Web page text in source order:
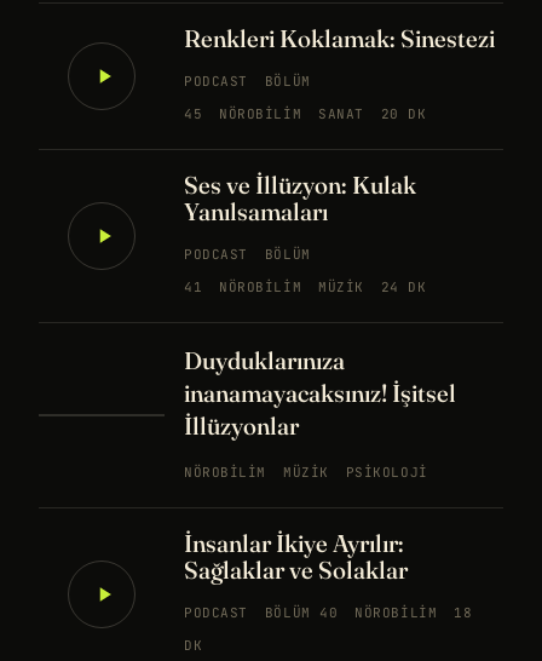
Renkleri Koklamak: Sinestezi
PODCAST
BÖLÜM
45
NÖROBILIM SANAT 20 DK
Ses ve İllüzyon: Kulak
Yanılsamaları
PODCAST
BÖLÜM
41
NÖROBILIM MÜZIK 24 DK
Duyduklarınıza
inanamayacaksınız! İşitsel
İllüzyonlar
NÖROBILIM MÜZIK PSIKOLOJI
İnsanlar İkiye Ayrılır:
Sağlaklar ve Solaklar
PODCAST BÖLÜM 40 NÖROBILIM
18
DK